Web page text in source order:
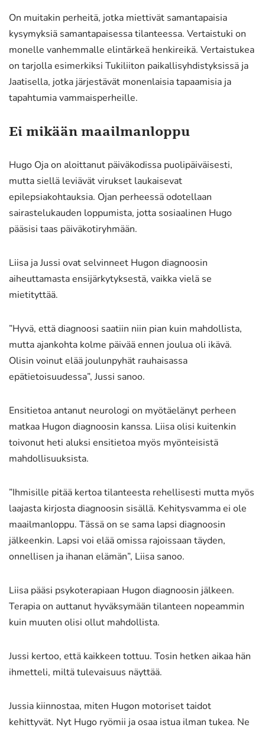
On muitakin perheitä, jotka miettivät samantapaisia
kysymyksiä samantapaisessa tilanteessa. Vertaistuki on
monelle vanhemmalle elintärkeä henkireikä. Vertaistukea
on tarjolla esimerkiksi Tukiliiton paikallisyhdistyksissä ja
Jaatisella, jotka järjestävät monenlaisia tapaamisia ja
tapahtumia vammaisperheille.
Ei mikään maailmanloppu
Hugo Oja on aloittanut päiväkodissa puolipäiväisesti,
mutta siellä leviävät virukset laukaisevat
epilepsiakohtauksia. Ojan perheessä odotellaan
sairastelukauden loppumista, jotta sosiaalinen Hugo
pääsisi taas päiväkotiryhmään.
Liisa ja Jussi ovat selvinneet Hugon diagnoosin
aiheuttamasta ensijärkytyksestä, vaikka vielä se
mietityttää.
”Hyvä, että diagnoosi saatiin niin pian kuin mahdollista,
mutta ajankohta kolme päivää ennen joulua oli ikävä.
Olisin voinut elää joulunpyhät rauhaisassa
epätietoisuudessa”, Jussi sanoo.
Ensitietoa antanut neurologi on myötäelänyt perheen
matkaa Hugon diagnoosin kanssa. Liisa olisi kuitenkin
toivonut heti aluksi ensitietoa myös myönteisistä
mahdollisuuksista.
”Ihmisille pitää kertoa tilanteesta rehellisesti mutta myös
laajasta kirjosta diagnoosin sisällä. Kehitysvamma ei ole
maailmanloppu. Tässä on se sama lapsi diagnoosin
jälkeenkin. Lapsi voi elää omissa rajoissaan täyden,
onnellisen ja ihanan elämän”, Liisa sanoo.
Liisa pääsi psykoterapiaan Hugon diagnoosin jälkeen.
Terapia on auttanut hyväksymään tilanteen nopeammin
kuin muuten olisi ollut mahdollista.
Jussi kertoo, että kaikkeen tottuu. Tosin hetken aikaa hän
ihmetteli, miltä tulevaisuus näyttää.
Jussia kiinnostaa, miten Hugon motoriset taidot
kehittyvät. Nyt Hugo ryömii ja osaa istua ilman tukea. Ne